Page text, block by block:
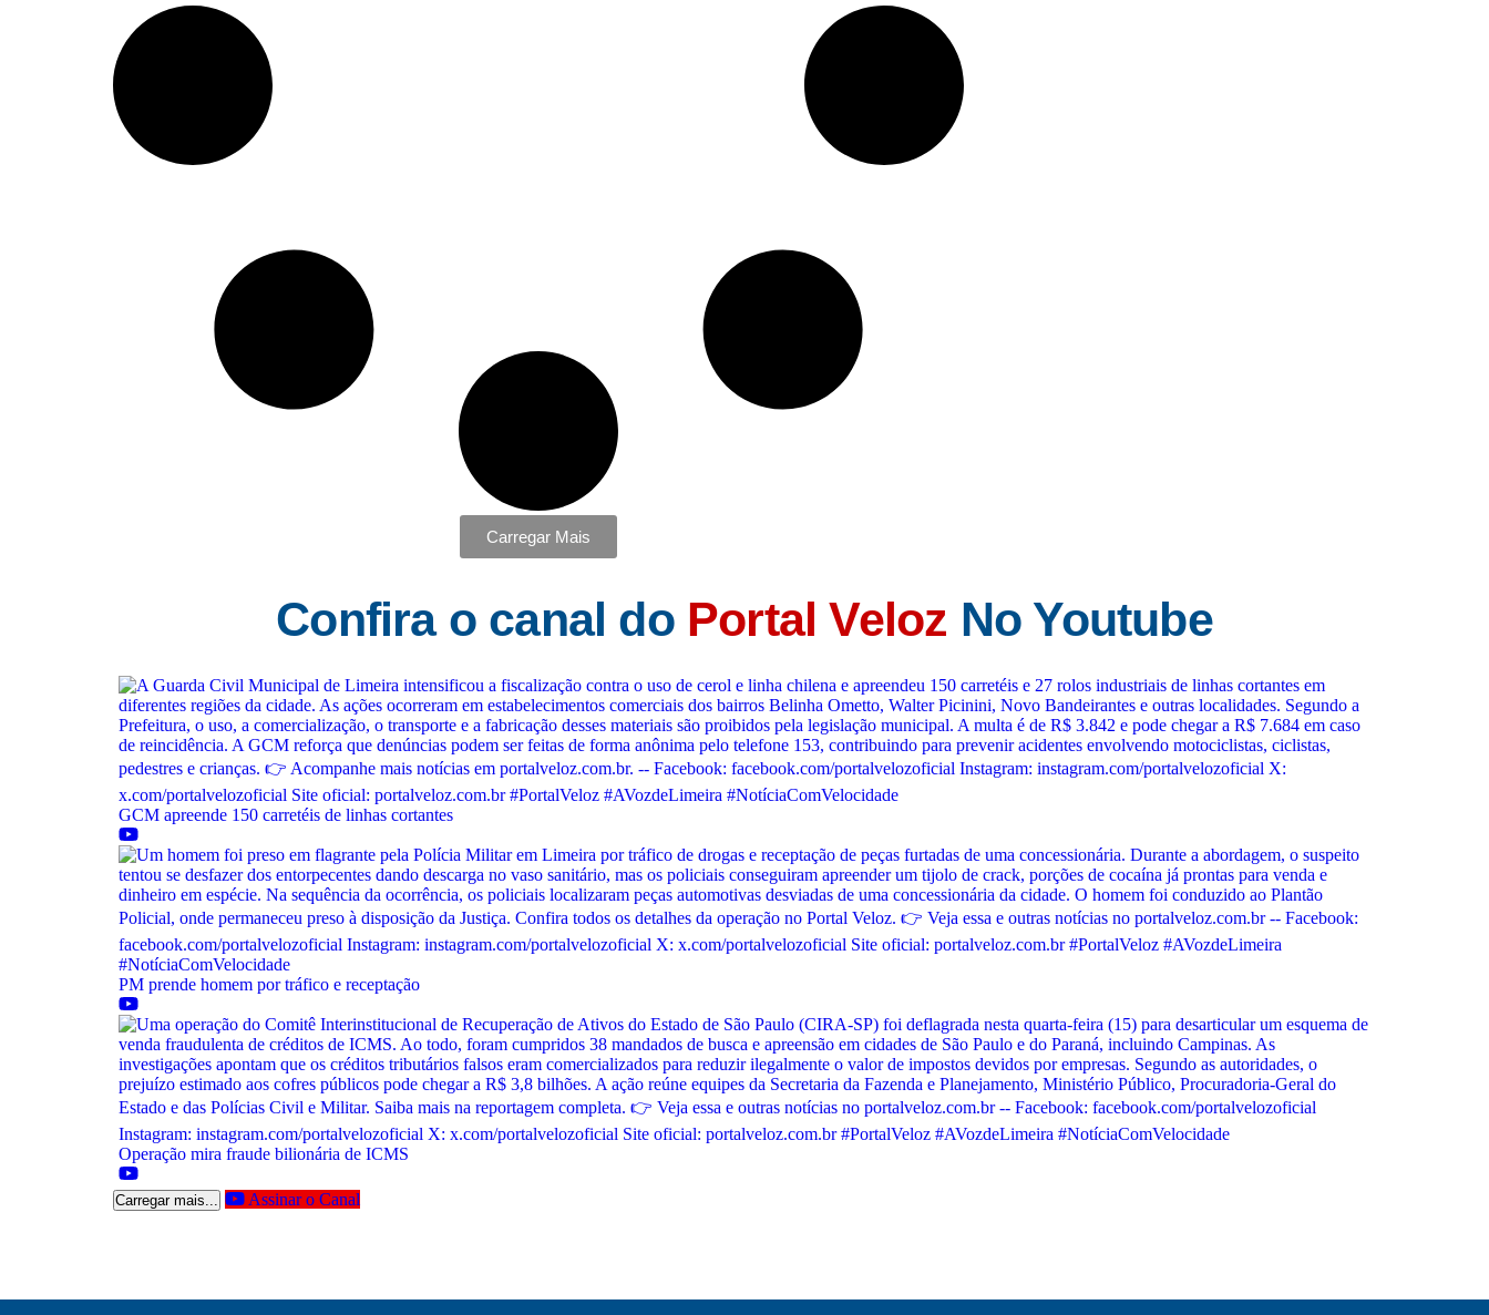
Carregar Mais
Confira o canal do Portal Veloz No Youtube
GCM apreende 150 carretéis de linhas cortantes
PM prende homem por tráfico e receptação
Operação mira fraude bilionária de ICMS
Carregar mais... Assinar o Canal